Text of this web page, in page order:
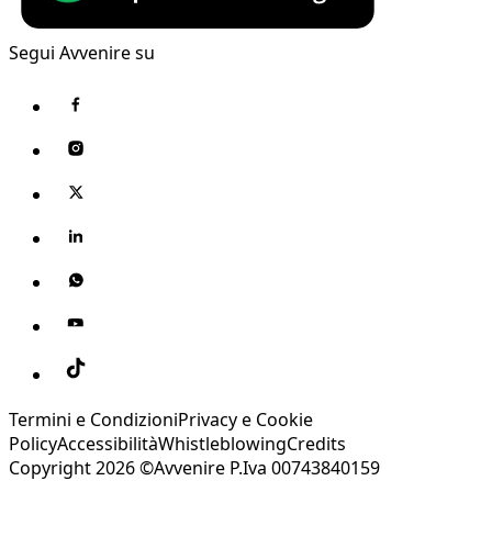
Segui Avvenire su
Termini e CondizioniPrivacy e Cookie
PolicyAccessibilitàWhistleblowingCredits
Copyright 2026 ©Avvenire P.Iva 00743840159